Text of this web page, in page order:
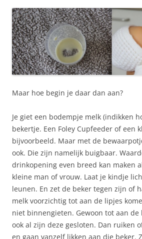
Maar hoe begin je daar dan aan?
Je giet een bodempje melk (indikken
bekertje. Een Foley Cupfeeder of een
bijvoorbeeld. Maar met de
ook. Die zijn namelijk buigbaar.
drinkopening even breed kan maken
kleine man of vrouw. Laat je kindje
leunen. En zet de beker tegen zijn of
melk voorzichtig tot aan de lipjes
niet binnengieten. Gewoon tot aan de
ook al zijn deze gesloten. Dan ruiken
en gaan vanzelf likken aan die beker.